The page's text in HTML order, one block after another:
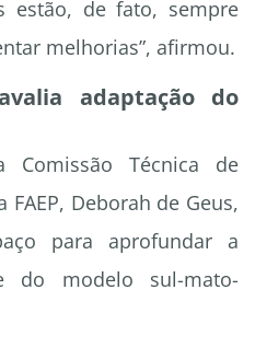
estão, de fato, sempre
melhorias”, afirmou.
adaptação do
Técnica de
Deborah de Geus,
para aprofundar a
do modelo sul-mato-